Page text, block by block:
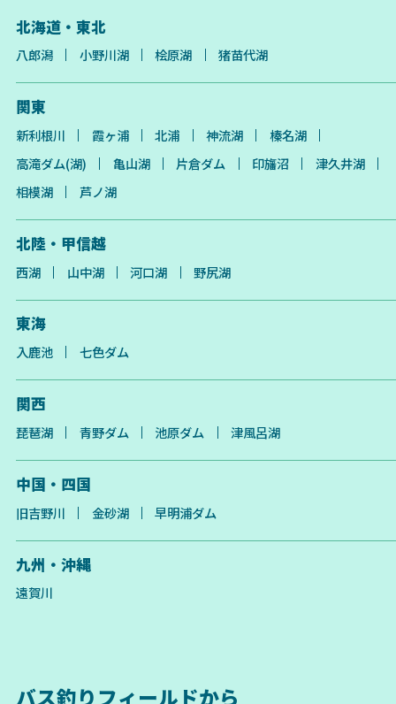
北海道・東北
八郎潟 小野川湖 桧原湖 猪苗代湖
関東
新利根川 霞ヶ浦 北浦 神流湖
榛名湖
高滝ダム(湖)
亀山湖 片倉ダム 印旛沼
津久井湖
相模湖
芦ノ湖
北陸・甲信越
西湖 山中湖 河口湖 野尻湖
東海
入鹿池 七色ダム
関西
琵琶湖 青野ダム 池原ダム 津風呂湖
中国・四国
旧吉野川 金砂湖 早明浦ダム
九州・沖縄
遠賀川
バス釣りフィールドから